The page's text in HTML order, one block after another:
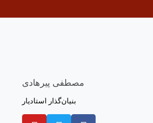
مصطفی پیرهادی
بنیان‌گذار استادیار